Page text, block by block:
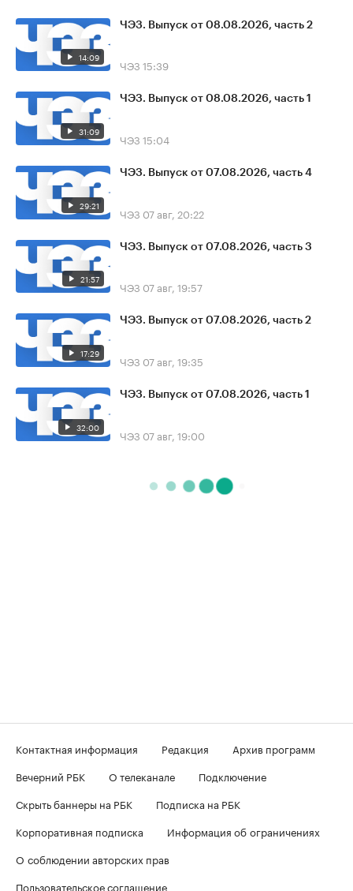
14:09
ЧЭЗ. Выпуск от 08.08.2026, часть 2
ЧЭЗ 15:39
31:09
ЧЭЗ. Выпуск от 08.08.2026, часть 1
ЧЭЗ 15:04
29:21
ЧЭЗ. Выпуск от 07.08.2026, часть 4
ЧЭЗ 07 авг, 20:22
21:57
ЧЭЗ. Выпуск от 07.08.2026, часть 3
ЧЭЗ 07 авг, 19:57
17:29
ЧЭЗ. Выпуск от 07.08.2026, часть 2
ЧЭЗ 07 авг, 19:35
32:00
ЧЭЗ. Выпуск от 07.08.2026, часть 1
ЧЭЗ 07 авг, 19:00
Контактная информация Редакция
Архив программ
Вечерний РБК
О телеканале
Подключение
Скрыть баннеры на РБК
Подписка на РБК
Корпоративная подписка
Информация об ограничениях
О соблюдении авторских прав
Пользовательское соглашение